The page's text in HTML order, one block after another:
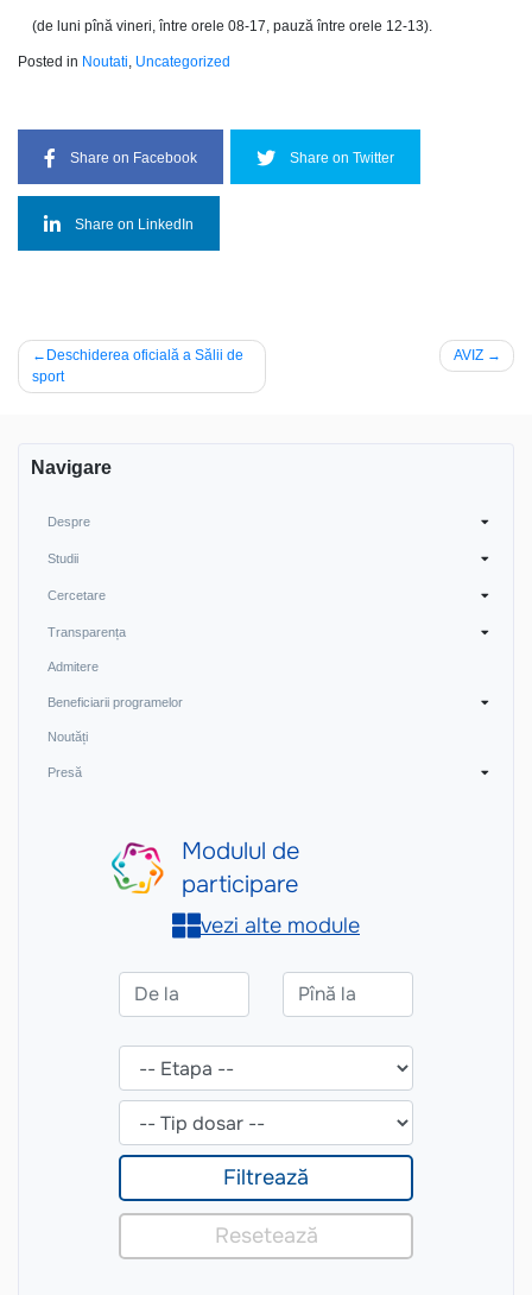
(de luni pînă vineri, între orele 08-17, pauză între orele 12-13).
Posted in Noutati, Uncategorized
Share on Facebook Share on Twitter
Share on LinkedIn
Navigare
în
Deschiderea oficială a Sălii de
sport
AVIZ
Navigare
Despre
Studii
Cercetare
Transparența
Admitere
Beneficiarii programelor
Noutăți
Presă